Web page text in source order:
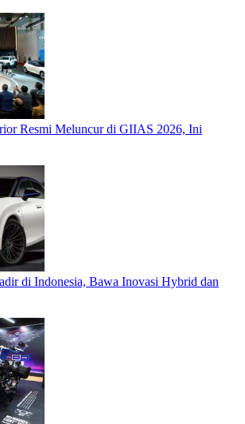
Resmi Meluncur di GIIAS 2026, Ini
di Indonesia, Bawa Inovasi Hybrid dan